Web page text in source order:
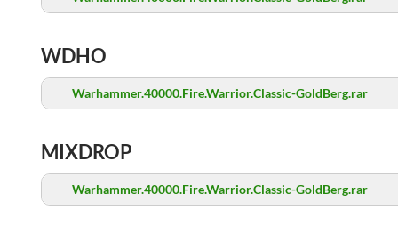
WDHO
Warhammer.40000.Fire.Warrior.Classic-GoldBerg.rar
MIXDROP
Warhammer.40000.Fire.Warrior.Classic-GoldBerg.rar